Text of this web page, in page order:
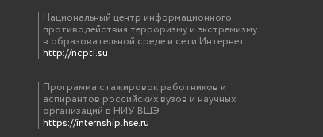
Национальный центр информационного
противодействия терроризму и экстремизму
в образовательной среде и сети Интернет
http://ncpti.su
Программа стажировок работников и
аспирантов российских вузов и научных
организаций в НИУ ВШЭ
https://internship.hse.ru